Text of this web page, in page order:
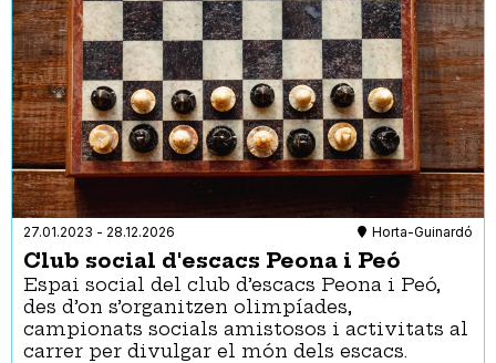
27.01.2023 - 28.12.2026 Horta-Guinardó
Club social d'escacs Peona i Peó
Espai social del club d’escacs Peona i Peó,
des d’on s’organitzen olimpíades,
campionats socials amistosos i activitats al
carrer per divulgar el món dels escacs.